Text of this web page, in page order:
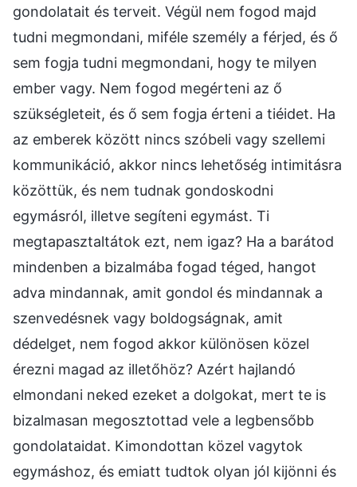
gondolatait és terveit. Végül nem fogod majd
tudni megmondani, miféle személy a férjed, és ő
sem fogja tudni megmondani, hogy te milyen
ember vagy. Nem fogod megérteni az ő
szükségleteit, és ő sem fogja érteni a tiéidet. Ha
az emberek között nincs szóbeli vagy szellemi
kommunikáció, akkor nincs lehetőség intimitásra
közöttük, és nem tudnak gondoskodni
egymásról, illetve segíteni egymást. Ti
megtapasztaltátok ezt, nem igaz? Ha a barátod
mindenben a bizalmába fogad téged, hangot
adva mindannak, amit gondol és mindannak a
szenvedésnek vagy boldogságnak, amit
dédelget, nem fogod akkor különösen közel
érezni magad az illetőhöz? Azért hajlandó
elmondani neked ezeket a dolgokat, mert te is
bizalmasan megosztottad vele a legbensőbb
gondolataidat. Kimondottan közel vagytok
egymáshoz, és emiatt tudtok olyan jól kijönni és